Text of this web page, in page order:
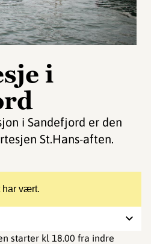
i
i Sandefjord er den
St.Hans-aften.
har vært.
starter kl 18.00 fra indre